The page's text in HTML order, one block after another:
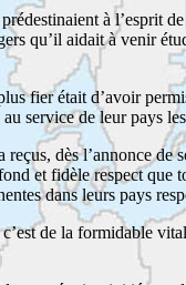
à l’esprit
qu’il aidait à venir
fier était d’avoir
service de leur pays
dès l’annonce
et fidèle respect que
dans leurs pays
de la formidable